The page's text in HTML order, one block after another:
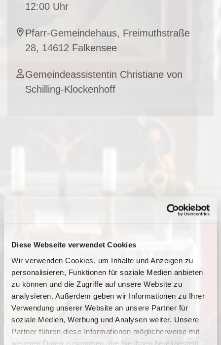
Diese Webseite verwendet Cookies
Wir verwenden Cookies, um Inhalte und Anzeigen zu
personalisieren, Funktionen für soziale Medien anbieten
zu können und die Zugriffe auf unsere Website zu
analysieren. Außerdem geben wir Informationen zu Ihrer
Verwendung unserer Website an unsere Partner für
soziale Medien, Werbung und Analysen weiter. Unsere
Partner führen diese Informationen möglicherweise mit
weiteren Daten zusammen, die Sie ihnen bereitgestellt
12:00 Uhr
Pfarr-Gemeindehaus, Freimuthstraße
28, 14612 Falkensee
Gemeindeassistentin Christiane von
Schilling-Klockenhoff
Dies könnte Sie auch